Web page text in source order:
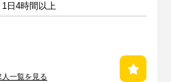
日4時間以上
一覧を見る